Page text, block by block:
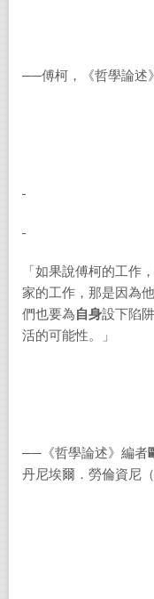
──傅柯，《哲學論述
「如果說傅柯的工作
家的工作，那是因為
們也要為自身設下陷
活的可能性。」
──《哲學論述》編者
丹尼埃爾．勞倫資尼（